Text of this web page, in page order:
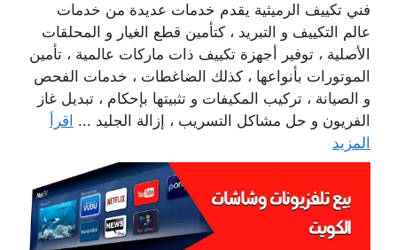
فني تكييف الرميثية يقدم خدمات عديدة من خدمات
عالم التكييف و التبريد ، كتأمين قطع الغيار و المحلقات
الأصلية ، توفير أجهزة تكييف ذات ماركات عالمية ، تأمين
الموتورات بأنواعها ، كذلك الضاغطات ، خدمات الفحص
و الصيانة ، تركيب المكيفات و تثبيتها بإحكام ، تبديل غاز
الفريون و حل مشاكل التسريب ، إزالة الجليد ... اقرأ
المزيد